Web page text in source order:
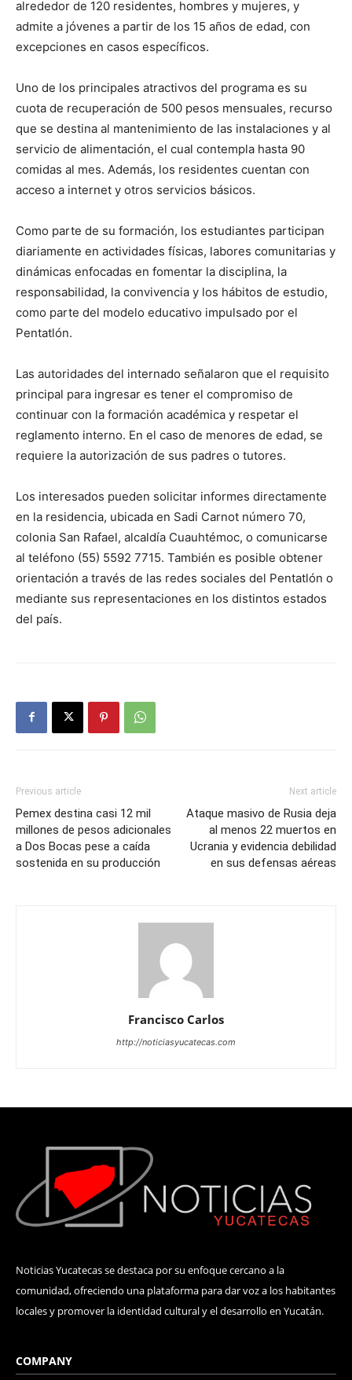
alrededor de 120 residentes, hombres y mujeres, y
admite a jóvenes a partir de los 15 años de edad, con
excepciones en casos específicos.
Uno de los principales atractivos del programa es su
cuota de recuperación de 500 pesos mensuales, recurso
que se destina al mantenimiento de las instalaciones y al
servicio de alimentación, el cual contempla hasta 90
comidas al mes. Además, los residentes cuentan con
acceso a internet y otros servicios básicos.
Como parte de su formación, los estudiantes participan
diariamente en actividades físicas, labores comunitarias y
dinámicas enfocadas en fomentar la disciplina, la
responsabilidad, la convivencia y los hábitos de estudio,
como parte del modelo educativo impulsado por el
Pentatlón.
Las autoridades del internado señalaron que el requisito
principal para ingresar es tener el compromiso de
continuar con la formación académica y respetar el
reglamento interno. En el caso de menores de edad, se
requiere la autorización de sus padres o tutores.
Los interesados pueden solicitar informes directamente
en la residencia, ubicada en Sadi Carnot número 70,
colonia San Rafael, alcaldía Cuauhtémoc, o comunicarse
al teléfono (55) 5592 7715. También es posible obtener
orientación a través de las redes sociales del Pentatlón o
mediante sus representaciones en los distintos estados
del país.
Previous article
Pemex destina casi 12 mil
millones de pesos adicionales
a Dos Bocas pese a caída
sostenida en su producción
Next article
Ataque masivo de Rusia deja
al menos 22 muertos en
Ucrania y evidencia debilidad
en sus defensas aéreas
Francisco Carlos
http://noticiasyucatecas.com
Noticias Yucatecas se destaca por su enfoque cercano a la
comunidad, ofreciendo una plataforma para dar voz a los habitantes
locales y promover la identidad cultural y el desarrollo en Yucatán.
COMPANY